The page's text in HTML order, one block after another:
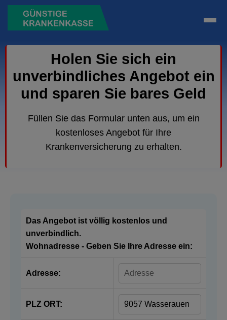
Holen Sie sich ein
unverbindliches Angebot ein
und sparen Sie bares Geld
Füllen Sie das Formular unten aus, um ein
kostenloses Angebot für Ihre
Krankenversicherung zu erhalten.
Das Angebot ist völlig kostenlos und
unverbindlich.
Wohnadresse - Geben Sie Ihre Adresse ein:
Adresse:
PLZ ORT: